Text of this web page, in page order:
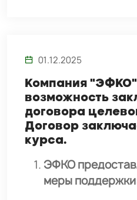
01.12.2025
Компания
возможность
договора
Договор
курса.
ЭФКО
меры